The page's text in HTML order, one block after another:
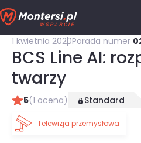
Przejdź
do
treści
1 kwietnia 2020Porada numer
BCS Line AI:
twarzy
5(1 ocena) Standard
Telewizja przemysłowa